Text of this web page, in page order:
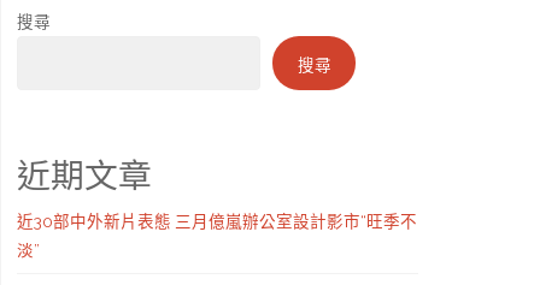
搜尋
搜尋
近期文章
近30部中外新片表態 三月億嵐辦公室設計影市“旺季不
淡”